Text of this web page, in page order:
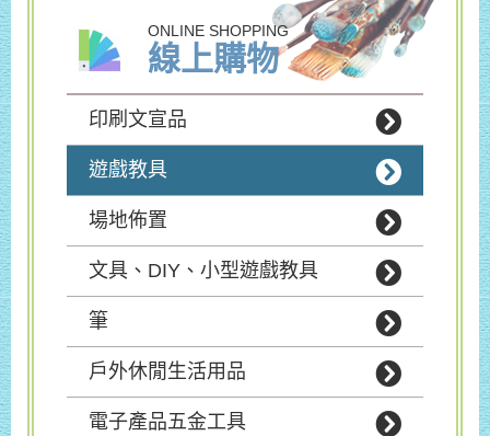
ONLINE SHOPPING
線上購物
印刷文宣品
遊戲教具
場地佈置
文具、DIY、小型遊戲教具
筆
戶外休閒生活用品
電子產品五金工具